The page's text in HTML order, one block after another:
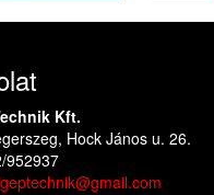
Kft.
Hock János u. 26.
952937